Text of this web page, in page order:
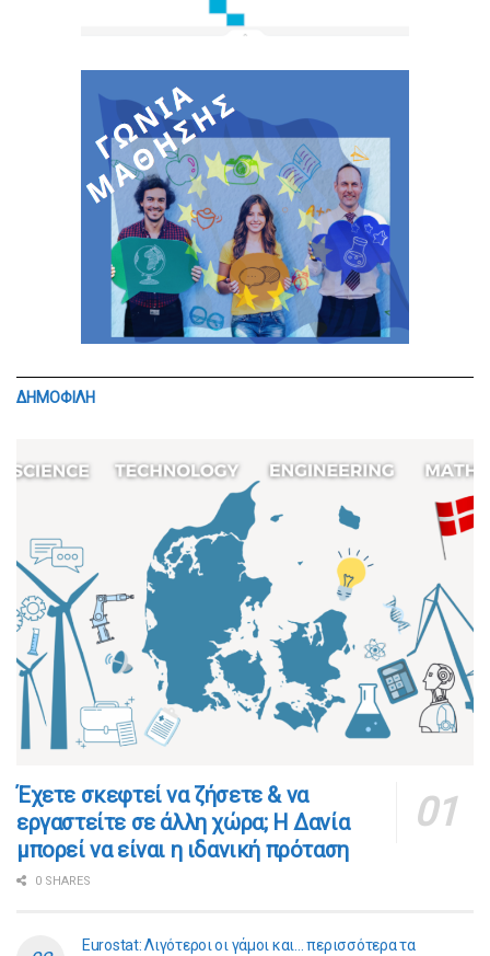
ΔΗΜΟΦΙΛΗ
​​Έχετε σκεφτεί να ζήσετε & να
εργαστείτε σε άλλη χώρα; Η Δανία
μπορεί να είναι η ιδανική πρόταση
0 SHARES
Eurostat: Λιγότεροι οι γάμοι και… περισσότερα τα